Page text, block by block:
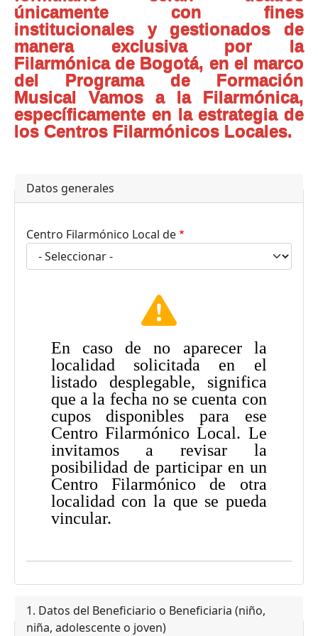
únicamente con fines
institucionales y gestionados de
manera exclusiva por la
Filarmónica de Bogotá, en el marco
del Programa de Formación
Musical Vamos a la Filarmónica,
específicamente en la estrategia de
los Centros Filarmónicos Locales.
Datos generales
Centro Filarmónico Local de
En caso de no aparecer la
localidad solicitada en el
listado desplegable, significa
que a la fecha no se cuenta con
cupos disponibles para ese
Centro Filarmónico Local. Le
invitamos a revisar la
posibilidad de participar en un
Centro Filarmónico de otra
localidad con la que se pueda
vincular.
1. Datos del Beneficiario o Beneficiaria (niño,
niña, adolescente o joven)